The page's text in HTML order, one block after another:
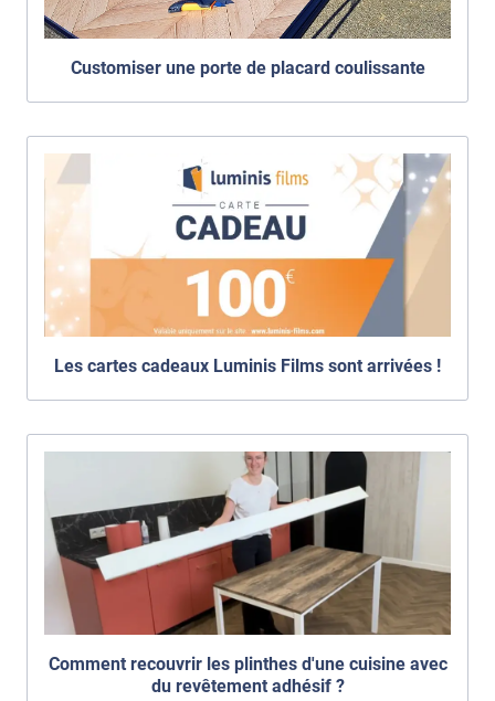
Customiser une porte de placard coulissante
Les cartes cadeaux Luminis Films sont arrivées !
Comment recouvrir les plinthes d'une cuisine avec
du revêtement adhésif ?